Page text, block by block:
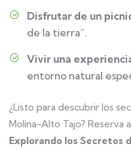
Disfrutar de un
de la tierra”.
Vivir una
entorno natural
¿Listo para descubrir los
Molina-Alto Tajo? Reserva
Explorando los Secretos